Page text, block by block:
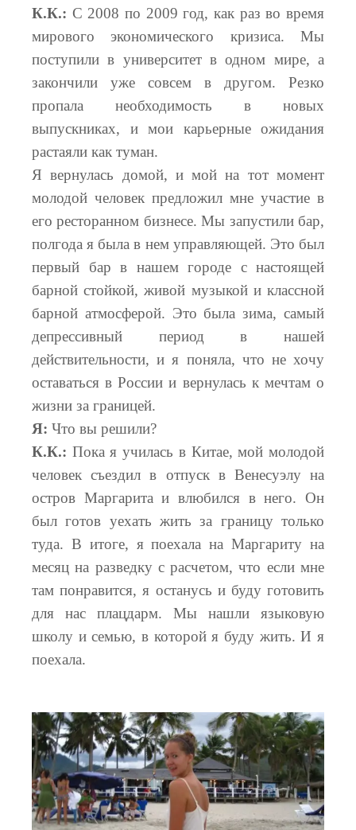
К.К.: С 2008 по 2009 год, как раз во время
мирового экономического кризиса. Мы
поступили в университет в одном мире, а
закончили уже совсем в другом. Резко
пропала необходимость в новых
выпускниках, и мои карьерные ожидания
растаяли как туман.
Я вернулась домой, и мой на тот момент
молодой человек предложил мне участие в
его ресторанном бизнесе. Мы запустили бар,
полгода я была в нем управляющей. Это был
первый бар в нашем городе с настоящей
барной стойкой, живой музыкой и классной
барной атмосферой. Это была зима, самый
депрессивный период в нашей
действительности, и я поняла, что не хочу
оставаться в России и вернулась к мечтам о
жизни за границей.
Я: Что вы решили?
К.К.: Пока я училась в Китае, мой молодой
человек съездил в отпуск в Венесуэлу на
остров Маргарита и влюбился в него. Он
был готов уехать жить за границу только
туда. В итоге, я поехала на Маргариту на
месяц на разведку с расчетом, что если мне
там понравится, я останусь и буду готовить
для нас плацдарм. Мы нашли языковую
школу и семью, в которой я буду жить. И я
поехала.